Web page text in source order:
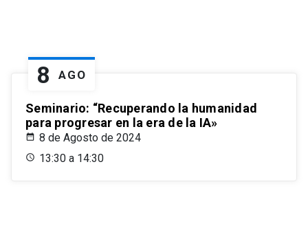
8 AGO
Seminario: “Recuperando la humanidad
para progresar en la era de la IA»
8 de Agosto de 2024
13:30 a 14:30